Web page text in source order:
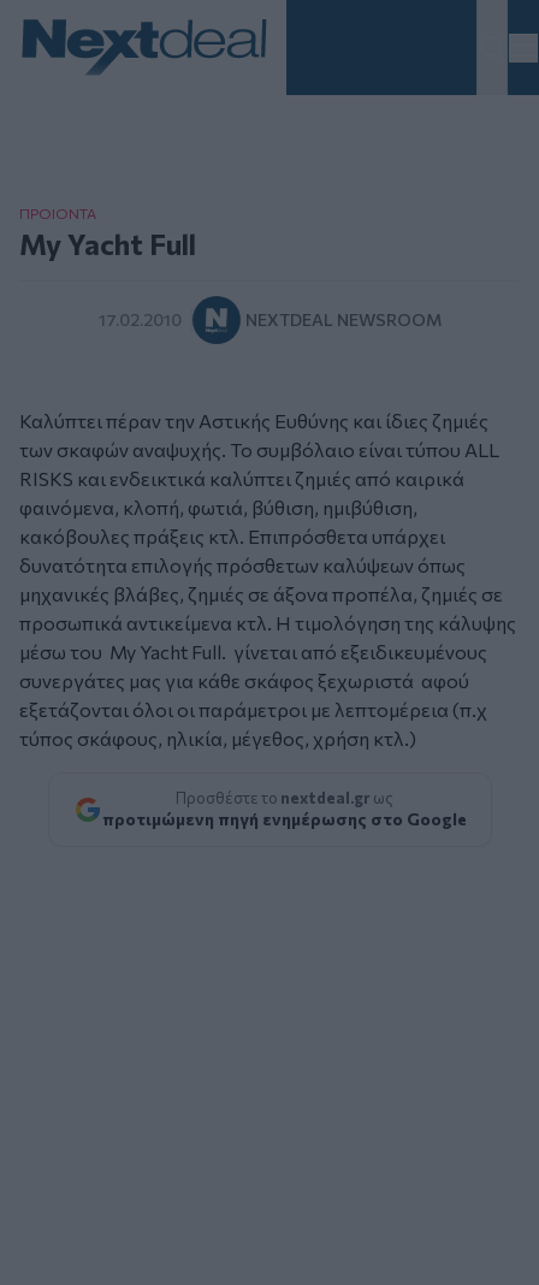
ΠΡΟΙΟΝΤΑ
My Yacht Full
17.02.2010 NEXTDEAL NEWSROOM
Καλύπτει πέραν την Αστικής Ευθύνης και ίδιες ζημιές
των σκαφών αναψυχής. Το συμβόλαιο είναι τύπου ALL
RISKS και ενδεικτικά καλύπτει ζημιές από καιρικά
φαινόμενα, κλοπή, φωτιά, βύθιση, ημιβύθιση,
κακόβουλες πράξεις κτλ. Επιπρόσθετα υπάρχει
δυνατότητα επιλογής πρόσθετων καλύψεων όπως
μηχανικές βλάβες, ζημιές σε άξονα προπέλα, ζημιές σε
προσωπικά αντικείμενα κτλ. Η τιμολόγηση της κάλυψης
μέσω του My Yacht Full. γίνεται από εξειδικευμένους
συνεργάτες μας για κάθε σκάφος ξεχωριστά αφού
εξετάζονται όλοι οι παράμετροι με λεπτομέρεια (π.χ
τύπος σκάφους, ηλικία, μέγεθος, χρήση κτλ.)
Προσθέστε το nextdeal.gr ως
προτιμώμενη πηγή ενημέρωσης στο Google